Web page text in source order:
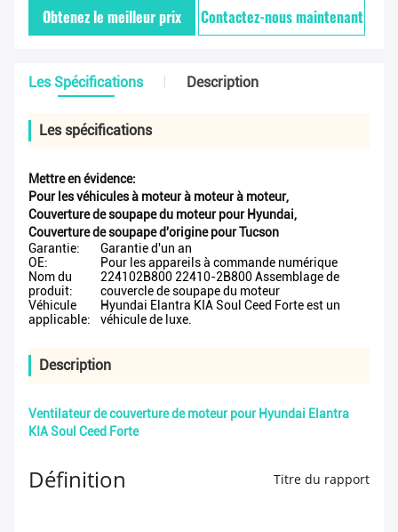
Obtenez le meilleur prix Contactez-nous maintenant
Les Spécifications Description
Les spécifications
Mettre en évidence:
Pour les véhicules à moteur à moteur à moteur,
Couverture de soupape du moteur pour Hyundai,
Couverture de soupape d'origine pour Tucson
Garantie:
Garantie d'un an
OE:
Pour les appareils à commande numérique
Nom du
produit:
224102B800 22410-2B800 Assemblage de
couvercle de soupape du moteur
Véhicule
applicable:
Hyundai Elantra KIA Soul Ceed Forte est un
véhicule de luxe.
Description
Ventilateur de couverture de moteur pour Hyundai Elantra
KIA Soul Ceed Forte
Définition Titre du rapport